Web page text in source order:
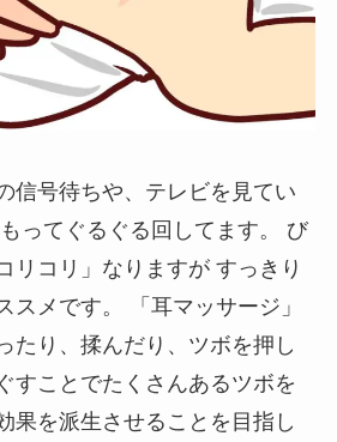
信号待ちや、テレビを見てい
ってぐるぐる回してます。 び
リコリ」なりますが すっきり
スメです。 「耳マッサージ」
たり、揉んだり、ツボを押し
すことでたくさんあるツボを
果を派生させることを目指し